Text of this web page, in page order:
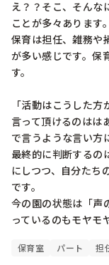
え？？そこ、そんな
ことが多々あります。
保育は担任、雑務や
が多い感じです。保
す。
「活動はこうした
言って頂けるのはは
で言うような言い方
最終的に判断するの
にしつつ、自分たち
です。
今の園の状態は「声
保育室 パート 担